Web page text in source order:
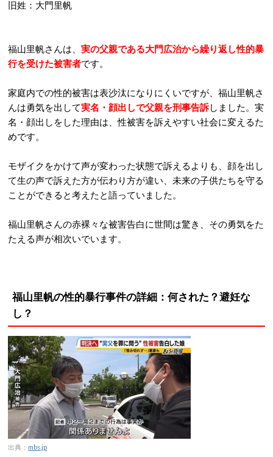
旧姓：大門里帆
福山里帆さんは、 実の父親である大門広治から繰り返し性的暴
行を受けた被害者です。
家庭内での性的被害は表沙汰になりにくいですが、福山里帆さ
んは勇気を出して実名・顔出しで父親を刑事告訴しました。実
名・顔出しをした理由は、性被害を訴えやすい社会に変えるた
めです。
モザイクをかけて声が変わった状態で訴えるよりも、顔を出し
て生の声で訴えた方が伝わり方が違い、未来の子供たちを守る
ことができると考えたと語っていました。
福山里帆さんの赤裸々な被害告白に世間は驚き、その勇気をた
たえる声が相次いでいます。
福山里帆の性的暴行事件の詳細：何された？避妊な
し？
出典： mbs.jp